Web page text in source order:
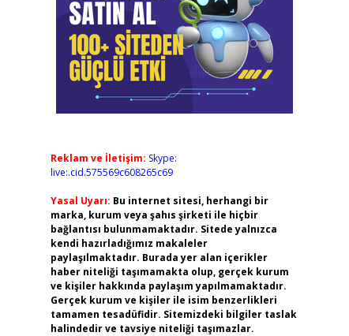
Reklam ve İletişim: Skype:
live:.cid.575569c608265c69
Yasal Uyarı: Bu internet sitesi, herhangi bir
marka, kurum veya şahıs şirketi ile hiçbir
bağlantısı bulunmamaktadır. Sitede yalnızca
kendi hazırladığımız makaleler
paylaşılmaktadır. Burada yer alan içerikler
haber niteliği taşımamakta olup, gerçek kurum
ve kişiler hakkında paylaşım yapılmamaktadır.
Gerçek kurum ve kişiler ile isim benzerlikleri
tamamen tesadüfidir. Sitemizdeki bilgiler taslak
halindedir ve tavsiye niteliği taşımazlar.